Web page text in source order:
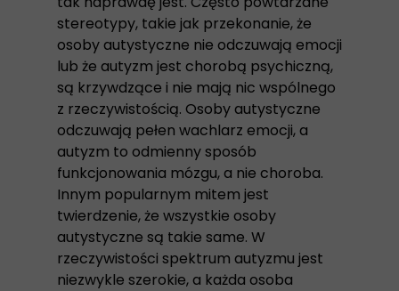
stereotypy, takie jak przekonanie, że
osoby autystyczne nie odczuwają emocji
lub że autyzm jest chorobą psychiczną,
są krzywdzące i nie mają nic wspólnego
z rzeczywistością. Osoby autystyczne
odczuwają pełen wachlarz emocji, a
autyzm to odmienny sposób
funkcjonowania mózgu, a nie choroba.
Innym popularnym mitem jest
twierdzenie, że wszystkie osoby
autystyczne są takie same. W
rzeczywistości spektrum autyzmu jest
niezwykle szerokie, a każda osoba